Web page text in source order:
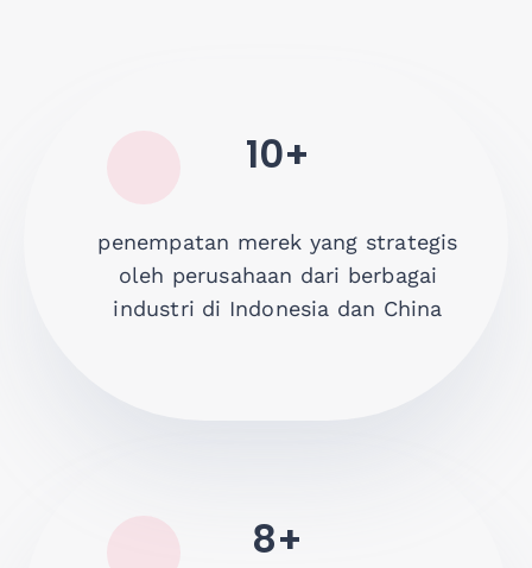
10+
penempatan merek yang strategis
oleh perusahaan dari berbagai
industri di Indonesia dan China
8+